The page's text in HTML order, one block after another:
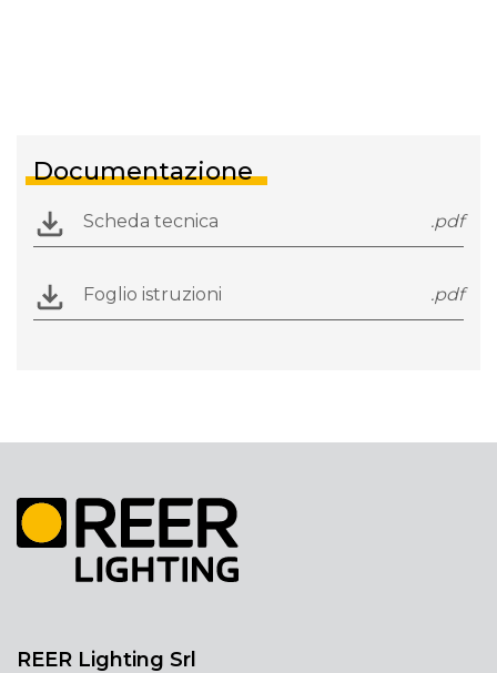
Documentazione
Scheda tecnica .pdf
Foglio istruzioni .pdf
REER Lighting Srl